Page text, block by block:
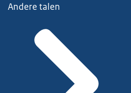
Andere talen